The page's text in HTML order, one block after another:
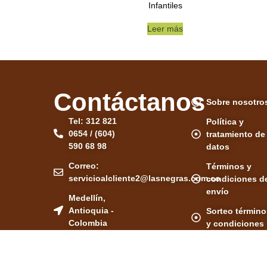
Infantiles
Leer más
Contáctanos
Tel: 312 821
0654 / (604)
590 68 98
Correo:
servicioalcliente2@lasnegras.com.co
Medellín,
Antioquia -
Colombia
Sobre
Política y
tratamiento de
datos
Términos y
condiciones
envío
Sorteo
y condiciones